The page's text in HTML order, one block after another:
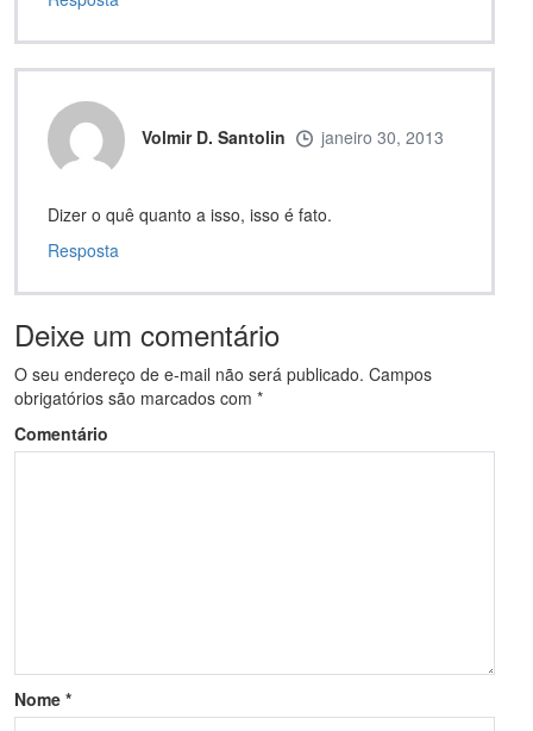
Volmir D. Santolin janeiro 30, 2013
Dizer o quê quanto a isso, isso é fato.
Resposta
Deixe um comentário
O seu endereço de e-mail não será publicado. Campos
obrigatórios são marcados com *
Comentário
Nome *